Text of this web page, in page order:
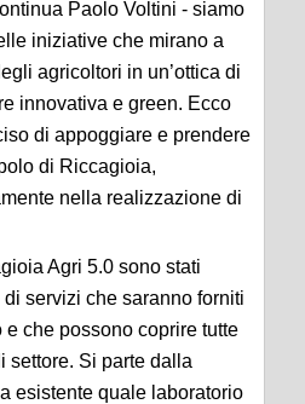
Paolo Voltini - siamo
iniziative che mirano a
agricoltori in un’ottica di
innovativa e green. Ecco
di appoggiare e prendere
di Riccagioia,
nella realizzazione di
Agri 5.0 sono stati
servizi che saranno forniti
e che possono coprire tutte
settore. Si parte dalla
esistente quale laboratorio